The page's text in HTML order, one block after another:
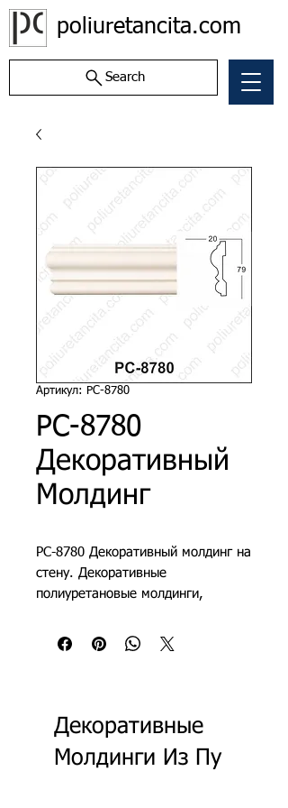
poliuretancita.com
Search
Артикул: PC-8780
PC-8780
Декоративный
Молдинг
PC-8780 Декоративный молдинг на
стену. Декоративные
полиуретановые молдинги,
молдинги с гладким профилем
Декоративные
Молдинги Из Пу